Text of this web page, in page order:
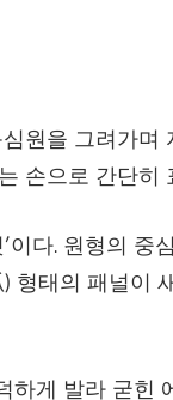
원을 그려가
손으로 간단히
이다. 원형의
) 형태의 패널
하게 발라 굳